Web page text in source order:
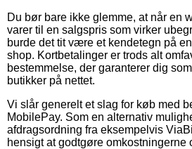
Du bør bare ikke glemme, at når en
varer til en salgspris som virker
burde det tit være et kendetegn på
shop. Kortbetalinger er trods alt
bestemmelse, der garanterer dig
butikker på nettet.
Vi slår generelt et slag for køb med
MobilePay. Som en alternativ
afdragsordning fra eksempelvis
hensigt at godtgøre omkostningerne